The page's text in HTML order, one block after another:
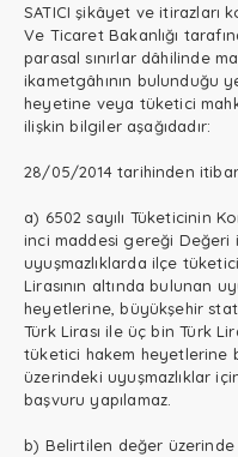
SATICI şikâyet ve itirazları
Ve Ticaret Bakanlığı
parasal sınırlar dâhilinde
ikametgâhının bulunduğu
heyetine veya tüketici
ilişkin bilgiler aşağıdadır:
28/05/2014 tarihinden
a) 6502 sayılı Tüketicinin
inci maddesi gereği Değeri
uyuşmazlıklarda ilçe
Lirasının altında bulunan
heyetlerine, büyükşehir
Türk Lirası ile üç bin Türk
tüketici hakem heyetlerine
üzerindeki uyuşmazlıklar
başvuru yapılamaz.
b) Belirtilen değer üzerinde